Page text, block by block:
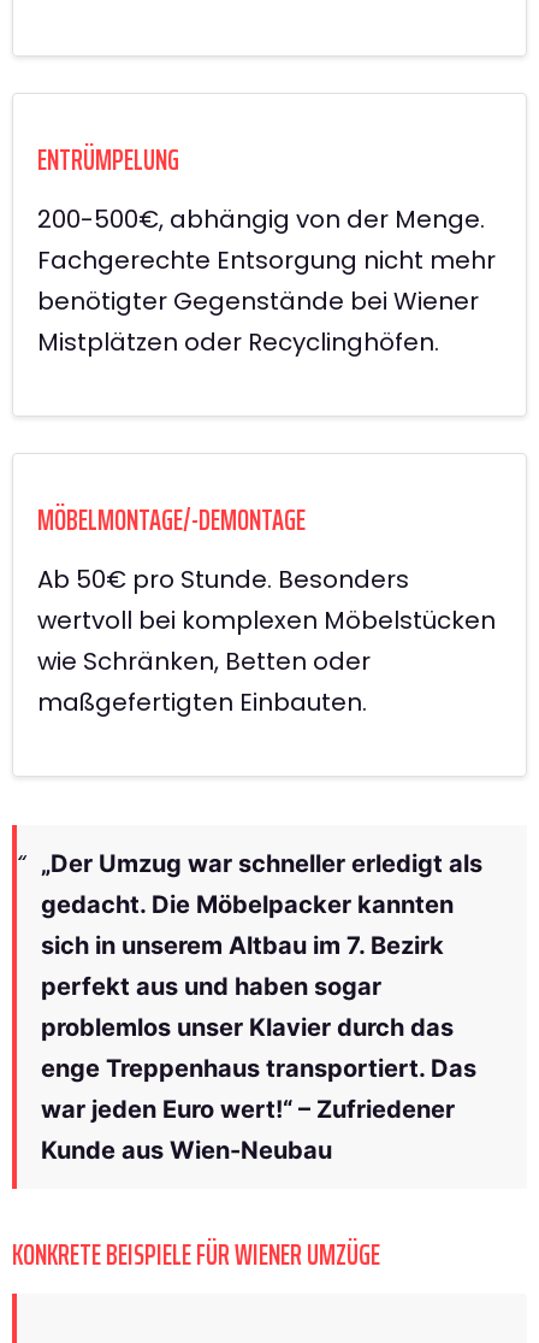
ENTRÜMPELUNG
200-500€, abhängig von der Menge.
Fachgerechte Entsorgung nicht mehr
benötigter Gegenstände bei Wiener
Mistplätzen oder Recyclinghöfen.
MÖBELMONTAGE/-DEMONTAGE
Ab 50€ pro Stunde. Besonders
wertvoll bei komplexen Möbelstücken
wie Schränken, Betten oder
maßgefertigten Einbauten.
„Der Umzug war schneller erledigt als
gedacht. Die Möbelpacker kannten
sich in unserem Altbau im 7. Bezirk
perfekt aus und haben sogar
problemlos unser Klavier durch das
enge Treppenhaus transportiert. Das
war jeden Euro wert!“ – Zufriedener
Kunde aus Wien-Neubau
KONKRETE BEISPIELE FÜR WIENER UMZÜGE